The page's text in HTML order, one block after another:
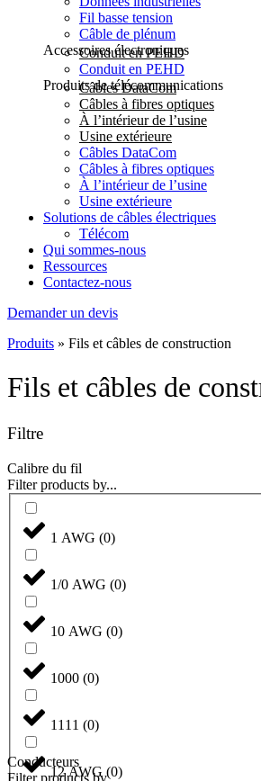
Fil basse tension
Câble de plénum
Accessoires électroniques
Conduit en PEHD
Conduit en PEHD
Produits de télécommunications
Câbles DataCom
Câbles à fibres optiques
À l’intérieur de l’usine
Usine extérieure
Câbles DataCom
Câbles à fibres optiques
À l’intérieur de l’usine
Usine extérieure
Solutions de câbles électriques
Télécom
Qui sommes-nous
Ressources
Contactez-nous
Demander un devis
Produits » Fils et câbles de construction
Fils et câbles de
Filtre
Calibre du fil
Filter products by...
1 AWG (0)
1/0 AWG (0)
10 AWG (0)
1000 (0)
1111 (0)
12 AWG (0)
Conducteurs
Filter products by...